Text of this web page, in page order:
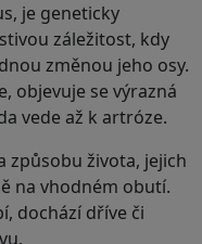
je geneticky
záležitost, kdy
změnou jeho osy.
objevuje se výrazná
vede až k artróze.
způsobu života, jejich
na vhodném obutí.
dochází dříve či